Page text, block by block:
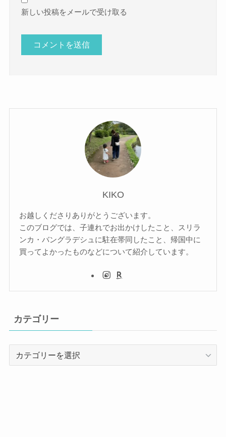
新しい投稿をメールで受け取る
KIKO
お越しくださりありがとうございます。
このブログでは、子連れでお出かけしたこと、スリラ
ンカ・バングラデシュに駐在帯同したこと、帰国中に
買ってよかったものなどについて紹介しています。
カテゴリー